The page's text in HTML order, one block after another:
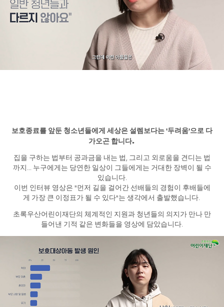
보호종료를 앞둔 청소년들에게 세상은 설렘보다는 '두려움'으로 다
가오곤 합니다.
집을 구하는 법부터 공과금을 내는 법, 그리고 외로움을 견디는 법
까지... 누구에게는 당연한 일상이 그들에게는 거대한 장벽이 될 수
있습니다.
이번 인터뷰 영상은 "먼저 길을 걸어간 선배들의 경험이 후배들에
게 가장 큰 이정표가 될 수 있다"는 생각에서 출발했습니다.
초록우산어린이재단의 체계적인 지원과 청년들의 의지가 만나 만
들어낸 기적 같은 변화들을 영상에 담았습니다.